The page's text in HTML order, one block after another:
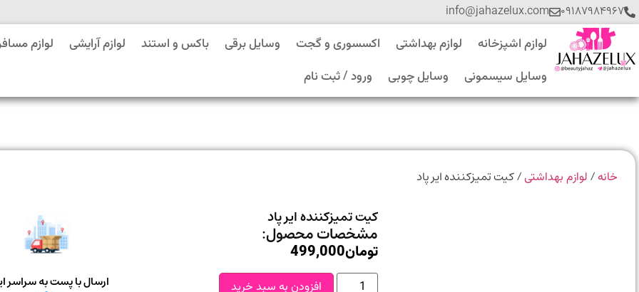
۰۹۱۸۷۹۸۴۹۶۷ info@jahazelux.com
لوازم اشپزخانه لوازم بهداشتی اکسسوری و گجت وسایل برقی باکس و استند لوازم آرایشی
لوازم
وسایل سیسمونی
وسایل چوبی ورود / ثبت نام
خانه/ لوازم بهداشتی/ کیت تمیزکننده ایر پاد
کیت تمیزکننده ایر پاد
مشخصات محصول:
تومان499,000
افزودن به سبد خرید ارسال با پست به سراسر